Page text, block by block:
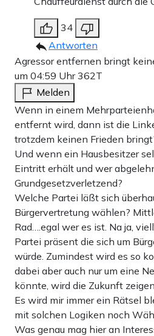
34
Antworten
Agressor entfernen bringt
um 04:59 Uhr362T
Melden
Wenn in einem
entfernt wird, dann ist die
trotzdem keinen Frieden
Und wenn ein Hausbesitzer
Eintritt erhält und wer
Grundgesetzverletzend?
Welche Partei läßt sich
Bürgervertretung wählen?
Rad….egal wer es ist. Na ja,
Partei präsent die sich um
würde. Zumindest wird es so
dabei aber auch nur um eine
könnte, wird die Zukunft zeigen.
Es wird mir immer ein Rätsel
mit solchen Logiken noch
Was genau mag hier an